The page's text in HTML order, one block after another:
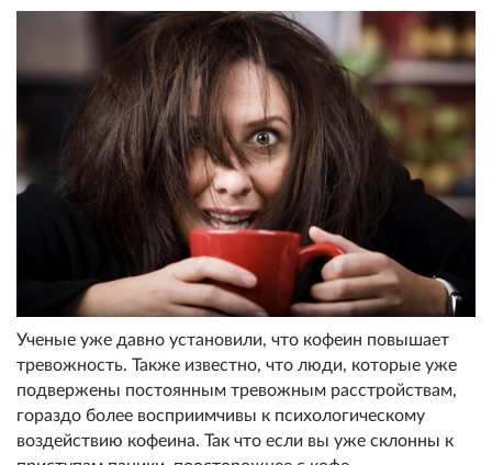
Ученые уже давно установили, что кофеин повышает
тревожность. Также известно, что люди, которые уже
подвержены постоянным тревожным расстройствам,
гораздо более восприимчивы к психологическому
воздействию кофеина. Так что если вы уже склонны к